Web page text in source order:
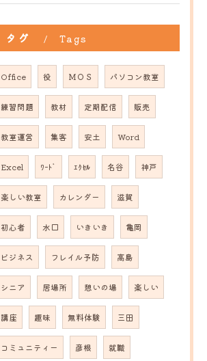
タグ Tags
Office 役 ＭＯＳ パソコン教室
練習問題 教材 定期配信 販売
教室運営 集客 安土 Word
Excel ﾜｰﾄﾞ ｴｸｾﾙ 名谷 神戸
楽しい教室 カレンダー 滋賀
初心者 水口 いきいき 亀岡
ビジネス フレイル予防 高島
シニア 居場所 憩いの場 楽しい
講座 趣味 無料体験 三田
コミュニティー 彦根 就職